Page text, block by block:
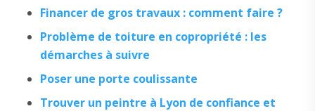
Financer de gros travaux : comment faire ?
Problème de toiture en copropriété : les
démarches à suivre
Poser une porte coulissante
Trouver un peintre à Lyon de confiance et